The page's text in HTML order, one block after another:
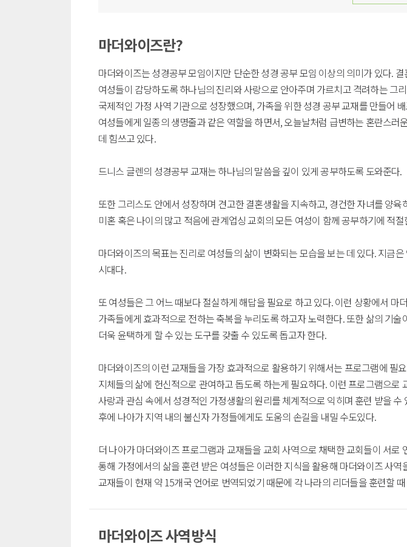
마더와이즈란?
마더와이즈는 성경공부 모임이지만 단순한 성경 공부 모임 이상의 의미가 있다.
여성들이 감당하도록 하나님의 진리와 사랑으로 안아주며 가르치고 격려하는
국제적인 가정 사역 기관으로 성장했으며, 가족을 위한 성경 공부 교재를 만들어
여성들에게 일종의 생명줄과 같은 역할을 하면서, 오늘날처럼 급변하는 혼란스
데 힘쓰고 있다.
드니스 글렌의 성경공부 교재는 하나님의 말씀을 깊이 있게 공부하도록 도와준다.
또한 그리스도 안에서 성장하며 견고한 결혼생활을 지속하고, 경건한 자녀를 양
미혼 혹은 나이의 많고 적음에 관계업싱 교회의 모든 여성이 함께 공부하기에 적
마더와이즈의 목표는 진리로 여성들의 삶이 변화되는 모습을 보는 데 있다. 지금
시대다.
또 여성들은 그 어느 때보다 절실하게 해답을 필요로 하고 있다. 이런 상황에서
가족들에게 효과적으로 전하는 축복을 누리도록 하고자 노력한다. 또한 삶의 기
더욱 윤택하게 할 수 있는 도구를 갖출 수 있도록 돕고자 한다.
마더와이즈의 이런 교재들을 가장 효과적으로 활용하기 위해서는 프로그램에 필
지체들의 삶에 헌신적으로 관여하고 돕도록 하는게 필요하다. 이런 프로그램으
사랑과 관심 속에서 성경적인 가정생활의 원리를 체계적으로 익히며 훈련 받을
후에 나아가 지역 내의 불신자 가정들에게도 도움의 손길을 내밀 수도있다.
더 나아가 마더와이즈 프로그램과 교재들을 교회 사역으로 채택한 교회들이 서
통해 가정에서의 삶을 훈련 받은 여성들은 이러한 지식을 활용해 마더와이즈 사
교재들이 현재 약 15개국 언어로 번역되었기 때문에 각 나라의 리더들을 훈련할
마더와이즈 사역방식